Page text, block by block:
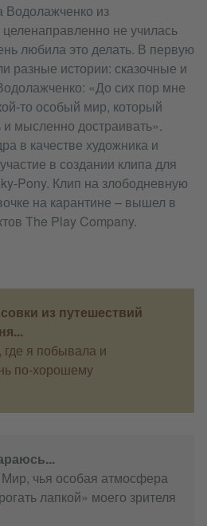
Водолажченко из
целенаправленно не училась
любила это делать. В первую
разные истории: сказочные и
«До сих пор мне
то особый мир, который
и мысленно достраивать».
в качестве художника и
в создании клипа для
Pony. Клип на злободневную
на карантине – вышел в
The Play Company.
из путешествий
где я побывала и
по-хорошему
Мир, чья особая атмосфера
лапкой» моего зрителя